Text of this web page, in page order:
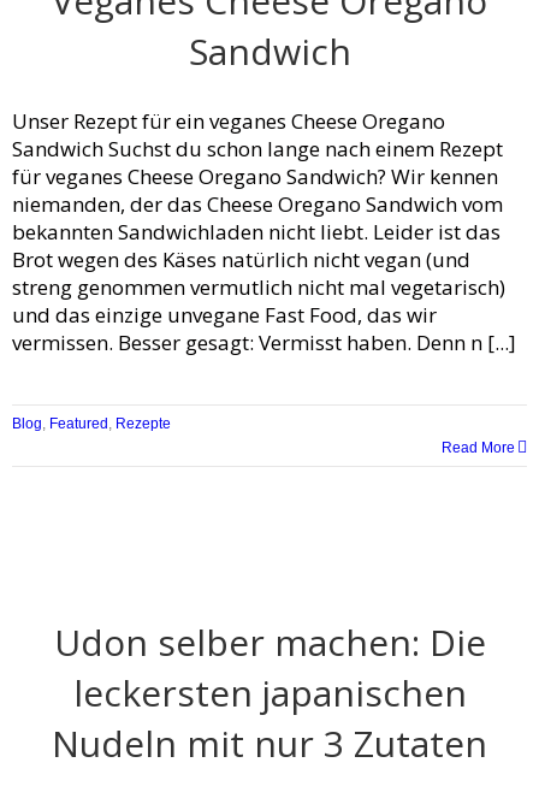
Sandwich
Unser Rezept für ein veganes Cheese Oregano
Sandwich Suchst du schon lange nach einem Rezept
für veganes Cheese Oregano Sandwich? Wir kennen
niemanden, der das Cheese Oregano Sandwich vom
bekannten Sandwichladen nicht liebt. Leider ist das
Brot wegen des Käses natürlich nicht vegan (und
streng genommen vermutlich nicht mal vegetarisch)
und das einzige unvegane Fast Food, das wir
vermissen. Besser gesagt: Vermisst haben. Denn n [...]
Blog, Featured , Rezepte
Read More
Udon selber machen: Die
leckersten japanischen
Nudeln mit nur 3 Zutaten